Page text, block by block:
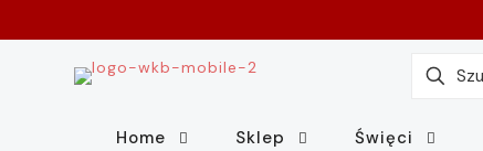
Home Sklep Święci